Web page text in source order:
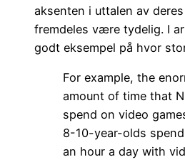
aksenten i uttalen av
fremdeles være tydelig. I
godt eksempel på hvor
For example, the
amount of time that
spend on video
8-10-year-olds
an hour a day with